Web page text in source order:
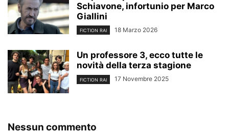
Schiavone, infortunio per Marco
Giallini
FICTION RAI 18 Marzo 2026
Un professore 3, ecco tutte le
novità della terza stagione
FICTION RAI 17 Novembre 2025
Nessun commento